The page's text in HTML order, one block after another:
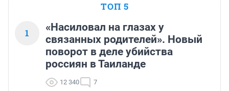
ТОП 5
1
«Насиловал на глазах у
связанных родителей». Новый
поворот в деле убийства
россиян в Таиланде
12 340 7